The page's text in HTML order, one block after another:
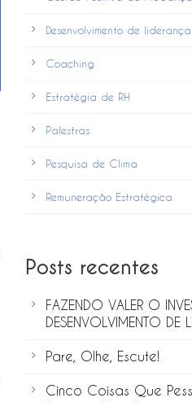
Desenvolvimento de liderança
Coaching
Estratégia de RH
Palestras
Pesquisa de Clima
Remuneração Estratégica
Posts recentes
FAZENDO VALER O
DESENVOLVIMENTO DE
Pare, Olhe, Escute!
Cinco Coisas Que